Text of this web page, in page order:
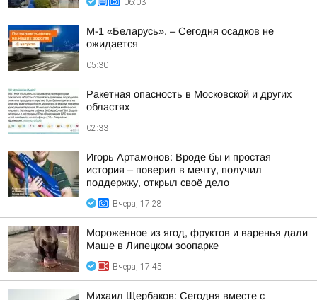
06:03
М-1 «Беларусь». – Сегодня осадков не
ожидается
05:30
Ракетная опасность в Московской и других
областях
02:33
Игорь Артамонов: Вроде бы и простая
история – поверил в мечту, получил
поддержку, открыл своё дело
Вчера, 17:28
Мороженное из ягод, фруктов и варенья дали
Маше в Липецком зоопарке
Вчера, 17:45
Михаил Щербаков: Сегодня вместе с